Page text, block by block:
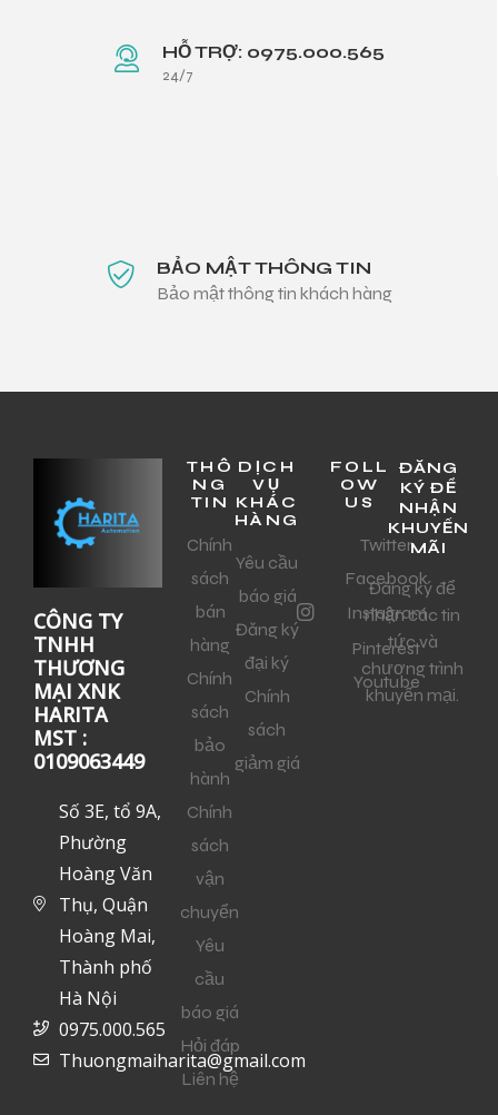
HỖ TRỢ: 0975.000.565
24/7
BẢO MẬT THÔNG TIN
Bảo mật thông tin khách hàng
CÔNG TY
TNHH
THƯƠNG
MẠI XNK
HARITA
MST :
0109063449
Số 3E, tổ 9A,
Phường
Hoàng Văn
Thụ, Quận
Hoàng Mai,
Thành phố
Hà Nội
0975.000.565
Thuongmaiharita@gmail.com
THÔ
NG
TIN
Chính
sách
bán
hàng
Chính
sách
bảo
hành
Chính
sách
vận
chuyển
Yêu
cầu
báo giá
Hỏi đáp
Liên hệ
DỊCH
VỤ
KHÁC
HÀNG
Yêu cầu
báo giá
Đăng ký
đại ký
Chính
sách
giảm giá
FOLL
OW
US
Twitter
Facebook
Instagram
Pinterest
Youtube
ĐĂNG
KÝ ĐỂ
NHẬN
KHUYẾN
MÃI
Đăng ký để
nhận các tin
tức và
chương trình
khuyến mại.